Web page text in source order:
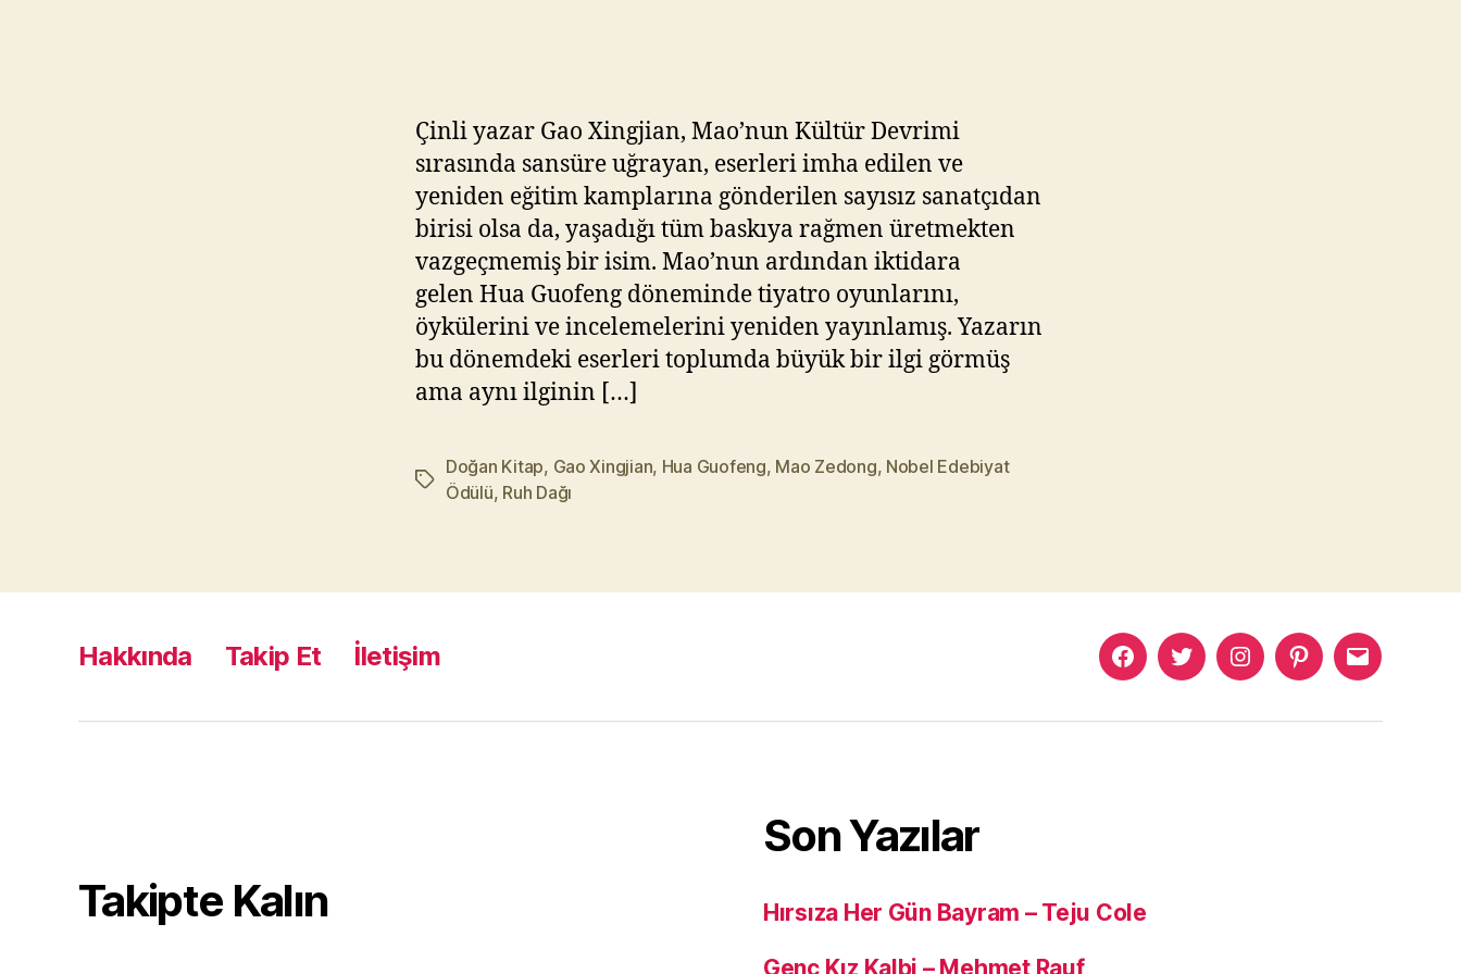
z
Çinli yazar Gao Xingjian, Mao’nun Kültür Devrimi
sırasında sansüre uğrayan, eserleri imha edilen ve
yeniden eğitim kamplarına gönderilen sayısız sanatçıdan
birisi olsa da, yaşadığı tüm baskıya rağmen üretmekten
vazgeçmemiş bir isim. Mao’nun ardından iktidara
gelen Hua Guofeng döneminde tiyatro oyunlarını,
öykülerini ve incelemelerini yeniden yayınlamış. Yazarın
bu dönemdeki eserleri toplumda büyük bir ilgi görmüş
ama aynı ilginin […]
Etiketler
Doğan Kitap, Gao Xingjian, Hua Guofeng, Mao Zedong, Nobel Edebiyat
Ödülü, Ruh Dağı
Hakkında Takip Et İletişim
Murat
Facebook
Murat
Twitter
Murat
Instagram
PinterestMurat
Mail
Takipte Kalın
Son Yazılar
Hırsıza Her Gün Bayram – Teju Cole
Genç Kız Kalbi – Mehmet Rauf